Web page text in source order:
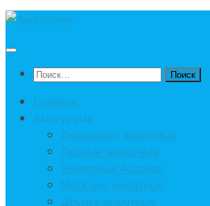
Под
Найти:
Главная
Амигуруми
Домашние животные
Лесные животные
Животные Африка
Морские животные
Другие животные